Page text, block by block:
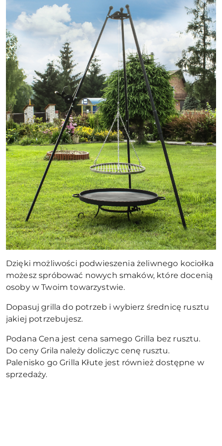
Dzięki możliwości podwieszenia żeliwnego kociołka
możesz spróbować nowych smaków, które docenią
osoby w Twoim towarzystwie.
Dopasuj grilla do potrzeb i wybierz średnicę rusztu
jakiej potrzebujesz.
Podana Cena jest cena samego Grilla bez rusztu.
Do ceny Grila należy doliczyc cenę rusztu.
Palenisko go Grilla Kłute jest również dostępne w
sprzedaży.